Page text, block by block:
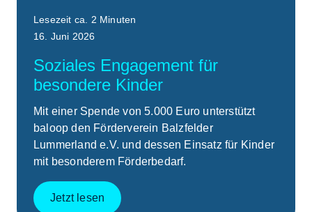
Lesezeit ca. 2 Minuten
16. Juni 2026
Soziales Engagement für
besondere Kinder
Mit einer Spende von 5.000 Euro unterstützt
baloop den Förderverein Balzfelder
Lummerland e.V. und dessen Einsatz für Kinder
mit besonderem Förderbedarf.
Jetzt lesen